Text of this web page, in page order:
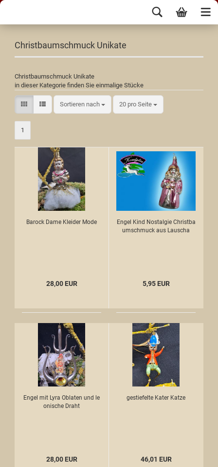
Christbaumschmuck Unikate
Christbaumschmuck Unikate
in dieser Kategorie finden Sie einmalige Stücke
Sortieren nach 20 pro Seite
1
Barock Dame Kleider Mode
28,00 EUR
Engel Kind Nostalgie Christba
umschmuck aus Lauscha
5,95 EUR
Engel mit Lyra Oblaten und le
onische Draht
28,00 EUR
gestiefelte Kater Katze
46,01 EUR